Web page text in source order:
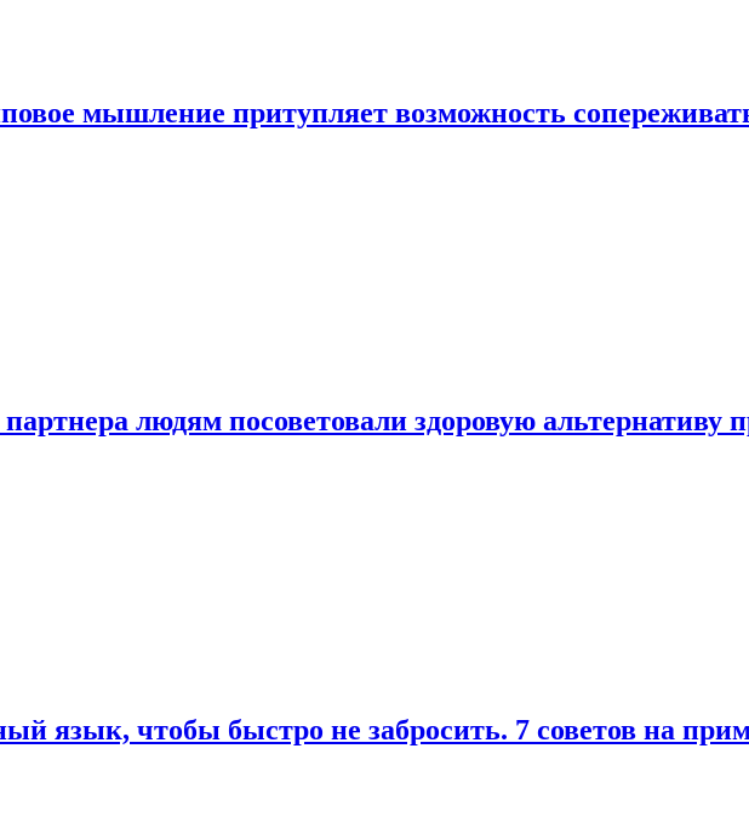
мышление притупляет возможность
людям посоветовали здоровую альтернативу
язык, чтобы быстро не забросить. 7 советов на